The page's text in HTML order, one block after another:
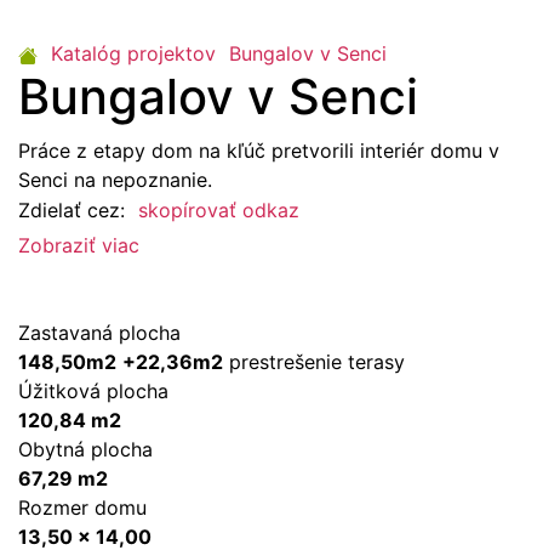
Katalóg projektov Bungalov v Senci
Bungalov v Senci
Práce z etapy dom na kľúč pretvorili interiér domu v
Senci na nepoznanie.
Zdielať cez: skopírovať odkaz
Zobraziť viac
Zastavaná plocha
148,50m2 +22,36m2 prestrešenie terasy
Úžitková plocha
120,84 m2
Obytná plocha
67,29 m2
Rozmer domu
13,50 x 14,00